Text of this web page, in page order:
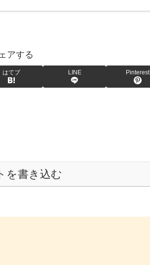
アする
はてブ LINE Pinterest
を書き込む